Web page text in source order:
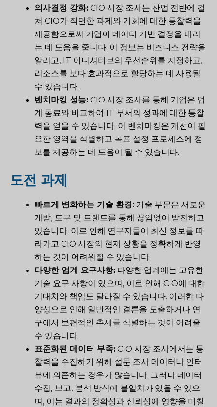
의사결정 강화: CIO 시장 조사는 산업 전반에 걸
쳐 CIO가 직면한 과제와 기회에 대한 통찰력을
제공함으로써 기업이 데이터 기반 결정을 내리
는 데 도움을 줍니다. 이 정보는 비즈니스 전략을
알리고, IT 이니셔티브의 우선순위를 지정하고,
리소스를 보다 효과적으로 할당하는 데 사용될
수 있습니다.
벤치마킹 성능: CIO 시장 조사를 통해 기업은 업
계 동료와 비교하여 IT 부서의 성과에 대한 통찰
력을 얻을 수 있습니다. 이 벤치마킹은 개선이 필
요한 영역을 식별하고 목표 설정 프로세스에 정
보를 제공하는 데 도움이 될 수 있습니다.
도전 과제
빠르게 변화하는 기술 환경: 기술 부문은 새로운
개발, 도구 및 트렌드를 통해 끊임없이 발전하고
있습니다. 이로 인해 연구자들이 최신 정보를 따
라가고 CIO 시장의 현재 상황을 정확하게 반영
하는 것이 어려워질 수 있습니다.
다양한 업계 요구사항: 다양한 업계에는 고유한
기술 요구 사항이 있으며, 이로 인해 CIO에 대한
기대치와 책임도 달라질 수 있습니다. 이러한 다
양성으로 인해 일반적인 결론을 도출하거나 연
구에서 보편적인 추세를 식별하는 것이 어려울
수 있습니다.
표준화된 데이터 부족: CIO 시장 조사에서는 통
찰력을 수집하기 위해 설문 조사 데이터나 인터
뷰에 의존하는 경우가 많습니다. 그러나 데이터
수집, 보고, 분석 방식에 불일치가 있을 수 있으
며, 이는 결과의 정확성과 신뢰성에 영향을 미칠